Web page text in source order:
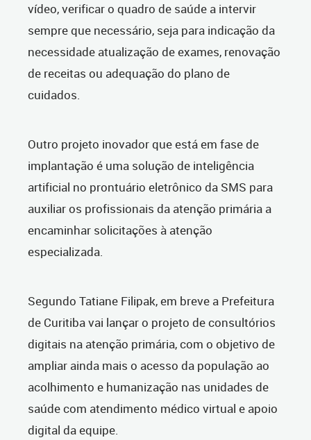
vídeo, verificar o quadro de saúde a intervir
sempre que necessário, seja para indicação da
necessidade atualização de exames, renovação
de receitas ou adequação do plano de
cuidados.
Outro projeto inovador que está em fase de
implantação é uma solução de inteligência
artificial no prontuário eletrônico da SMS para
auxiliar os profissionais da atenção primária a
encaminhar solicitações à atenção
especializada.
Segundo Tatiane Filipak, em breve a Prefeitura
de Curitiba vai lançar o projeto de consultórios
digitais na atenção primária, com o objetivo de
ampliar ainda mais o acesso da população ao
acolhimento e humanização nas unidades de
saúde com atendimento médico virtual e apoio
digital da equipe.